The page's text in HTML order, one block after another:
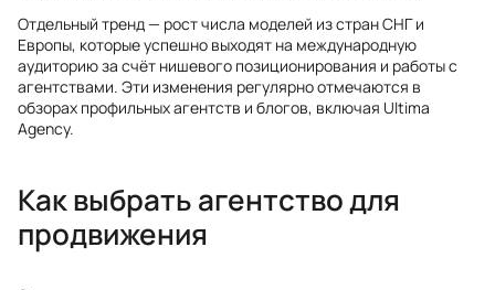
Отдельный тренд — рост числа моделей из стран СНГ и
Европы, которые успешно выходят на международную
аудиторию за счёт нишевого позиционирования и работы с
агентствами. Эти изменения регулярно отмечаются в
обзорах профильных агентств и блогов, включая Ultima
Agency.
Как выбрать агентство для
продвижения